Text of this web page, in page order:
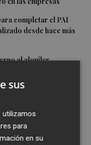
completar el PAI
desde hace más
al alquiler
euros las
alcaldía sur
en las
convertirlo en "un
sus
utilizamos
para
en su